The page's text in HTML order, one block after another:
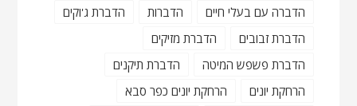
הדברה עם בעלי חיים הדברות
הדברת ג'וקים
הדברת זבובים
הדברת מזיקים
הדברת פשפש המיטה
הדברת תיקנים
הרחקת יונים
הרחקת יונים כפר סבא